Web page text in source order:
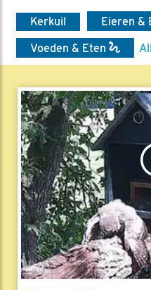
Kerkuil
Eieren &
Voeden & Eten